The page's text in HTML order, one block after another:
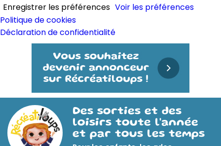
Enregistrer les préférences Voir les préférences
Politique de cookies
Déclaration de confidentialité
Des sorties et des
loisirs toute l'année
et par tous les temps